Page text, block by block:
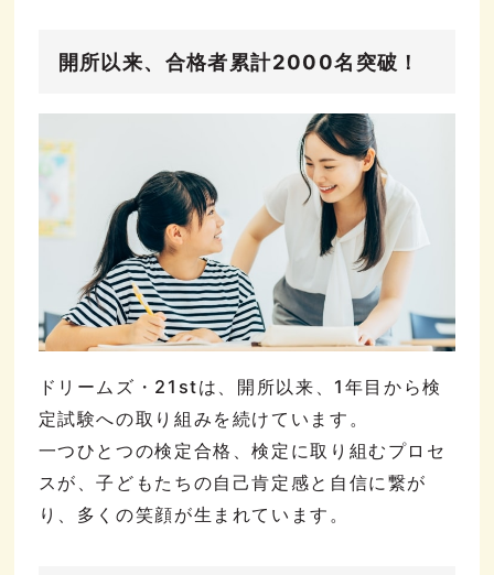
開所以来、合格者累計2000名突破！
ドリームズ・21stは、開所以来、1年目から検
定試験への取り組みを続けています。
一つひとつの検定合格、検定に取り組むプロセ
スが、子どもたちの自己肯定感と自信に繋が
り、多くの笑顔が生まれています。